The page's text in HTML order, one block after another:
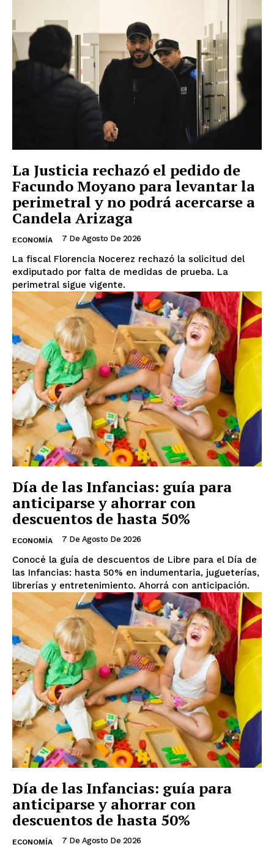
La Justicia rechazó el pedido de
Facundo Moyano para levantar la
perimetral y no podrá acercarse a
Candela Arizaga
ECONOMÍA 7 De Agosto De 2026
La fiscal Florencia Nocerez rechazó la solicitud del
exdiputado por falta de medidas de prueba. La
perimetral sigue vigente.
Día de las Infancias: guía para
anticiparse y ahorrar con
descuentos de hasta 50%
ECONOMÍA 7 De Agosto De 2026
Conocé la guía de descuentos de Libre para el Día de
las Infancias: hasta 50% en indumentaria, jugueterías,
librerías y entretenimiento. Ahorrá con anticipación.
Día de las Infancias: guía para
anticiparse y ahorrar con
descuentos de hasta 50%
ECONOMÍA 7 De Agosto De 2026